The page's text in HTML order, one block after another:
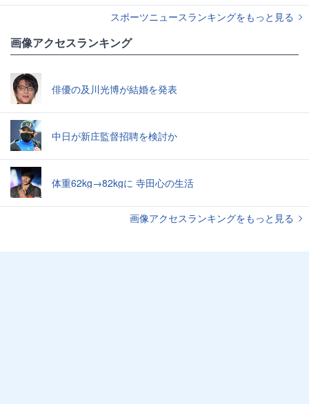
スポーツニュースランキングをもっと見る
画像アクセスランキング
俳優の及川光博が結婚を発表
中日が新庄監督招聘を検討か
体重62kg→82kgに 寺田心の生活
画像アクセスランキングをもっと見る